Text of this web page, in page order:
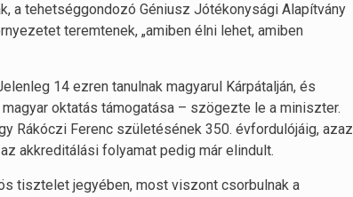
a tehetséggondozó Géniusz Jótékonysági Alapítvány
teremtenek, „amiben élni lehet, amiben
14 ezren tanulnak magyarul Kárpátalján, és
oktatás támogatása – szögezte le a miniszter.
Rákóczi Ferenc születésének 350. évfordulójáig, azaz
akkreditálási folyamat pedig már elindult.
tisztelet jegyében, most viszont csorbulnak a